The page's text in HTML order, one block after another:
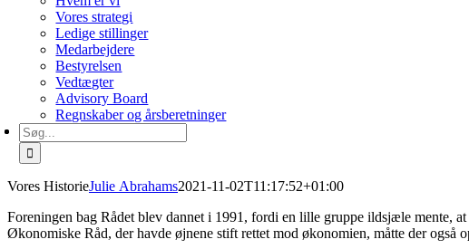
Vores strategi
Ledige stillinger
Medarbejdere
Bestyrelsen
Vedtægter
Advisory Board
Regnskaber og årsberetninger
Søg
efter:
Vores HistorieJulie Abrahams2021-11-02T11:17:52+01:00
Foreningen bag Rådet blev dannet i 1991, fordi en lille gruppe ildsjæle mente,
Økonomiske Råd, der havde øjnene stift rettet mod økonomien, måtte der